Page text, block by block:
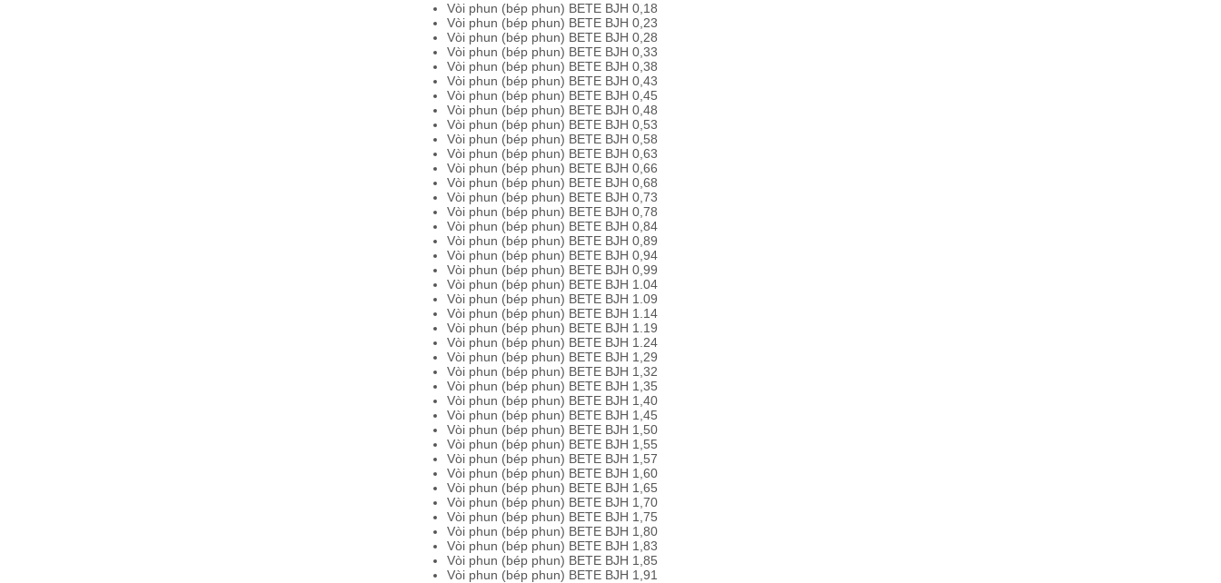
Vòi phun (bép phun) BETE BJH 0,18
Vòi phun (bép phun) BETE BJH 0,23
Vòi phun (bép phun) BETE BJH 0,28
Vòi phun (bép phun) BETE BJH 0,33
Vòi phun (bép phun) BETE BJH 0,38
Vòi phun (bép phun) BETE BJH 0,43
Vòi phun (bép phun) BETE BJH 0,45
Vòi phun (bép phun) BETE BJH 0,48
Vòi phun (bép phun) BETE BJH 0,53
Vòi phun (bép phun) BETE BJH 0,58
Vòi phun (bép phun) BETE BJH 0,63
Vòi phun (bép phun) BETE BJH 0,66
Vòi phun (bép phun) BETE BJH 0,68
Vòi phun (bép phun) BETE BJH 0,73
Vòi phun (bép phun) BETE BJH 0,78
Vòi phun (bép phun) BETE BJH 0,84
Vòi phun (bép phun) BETE BJH 0,89
Vòi phun (bép phun) BETE BJH 0,94
Vòi phun (bép phun) BETE BJH 0,99
Vòi phun (bép phun) BETE BJH 1.04
Vòi phun (bép phun) BETE BJH 1.09
Vòi phun (bép phun) BETE BJH 1.14
Vòi phun (bép phun) BETE BJH 1.19
Vòi phun (bép phun) BETE BJH 1.24
Vòi phun (bép phun) BETE BJH 1,29
Vòi phun (bép phun) BETE BJH 1,32
Vòi phun (bép phun) BETE BJH 1,35
Vòi phun (bép phun) BETE BJH 1,40
Vòi phun (bép phun) BETE BJH 1,45
Vòi phun (bép phun) BETE BJH 1,50
Vòi phun (bép phun) BETE BJH 1,55
Vòi phun (bép phun) BETE BJH 1,57
Vòi phun (bép phun) BETE BJH 1,60
Vòi phun (bép phun) BETE BJH 1,65
Vòi phun (bép phun) BETE BJH 1,70
Vòi phun (bép phun) BETE BJH 1,75
Vòi phun (bép phun) BETE BJH 1,80
Vòi phun (bép phun) BETE BJH 1,83
Vòi phun (bép phun) BETE BJH 1,85
Vòi phun (bép phun) BETE BJH 1,91